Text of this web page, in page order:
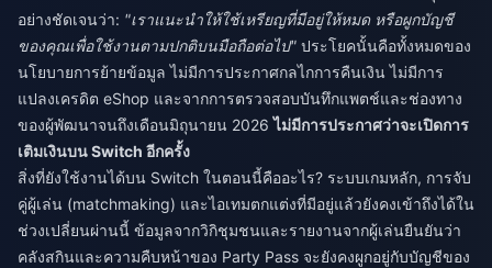
อย่างชัดเจนว่า: "เราแนะนำให้ใช้เหรียญที่มีอยู่ให้หมด หรือผูกบัญชี
ของคุณเพื่อใช้งานตามปกติบนมือถือต่อไป" ประโยคนั้นคือทั้งหมดของ
นโยบายการย้ายข้อมูล ไม่มีการประกาศกลไกการคืนเงิน ไม่มีการ
แปลงเครดิต eShop และจากการตรวจสอบบันทึกแพตช์และช่องทาง
ของผู้พัฒนาจนถึงเดือนมิถุนายน 2026ไม่มีการประกาศว่าจะเปิดการ
เติมเงินบน Switch อีกครั้ง
สิ่งที่ยังใช้งานได้บน Switch ในตอนนี้คืออะไร? ระบบเกมหลัก, การจับ
คู่ผู้เล่น (matchmaking) และไอเทมตกแต่งที่มีอยู่แล้วยังคงเข้าถึงได้ใน
ช่วงเปลี่ยนผ่านนี้ ข้อมูลจากวิกิชุมชนและรายงานจากผู้เล่นยืนยันว่า
คลังสกินและความคืบหน้าของ Party Pass จะยังคงผูกอยู่กับบัญชีของ